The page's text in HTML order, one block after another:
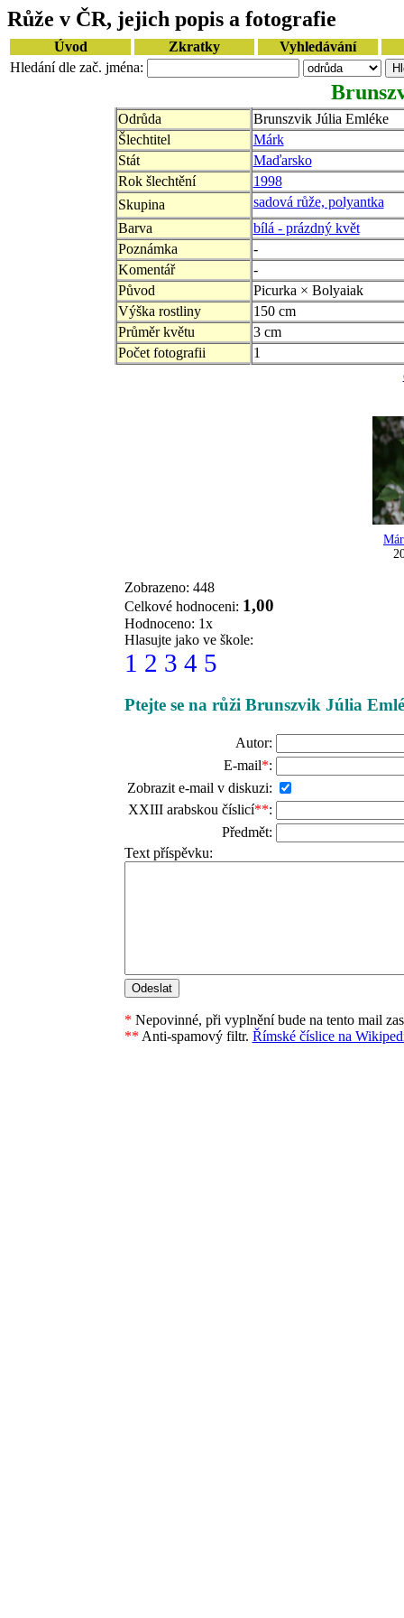
Růže v ČR, jejich popis a fotografie
Úvod Zkratky
Vyhledávání
Hledání dle zač. jména:
Odrůda
Brunszvik Júlia Emléke
Šlechtitel
Márk
Stát
Maďarsko
Rok šlechtění
1998
Skupina
sadová růže, polyantka
Barva
bílá - prázdný květ
Poznámka
-
Komentář
-
Původ
Picurka × Bolyaiak
Výška rostliny
150 cm
Průměr květu
3 cm
Počet fotografii
1
Zobrazeno: 448
Celkové hodnoceni: 1,00
Hodnoceno: 1x
Hlasujte jako ve škole:
1 2 3 4 5
Ptejte se na růži Brunszvik Júlia
Autor:
E-mail*:
Zobrazit e-mail v diskuzi:
XXIII arabskou číslicí**:
Předmět:
Text příspěvku:
* Nepovinné, při vyplnění bude na tento mail
** Anti-spamový filtr. Římské číslice na